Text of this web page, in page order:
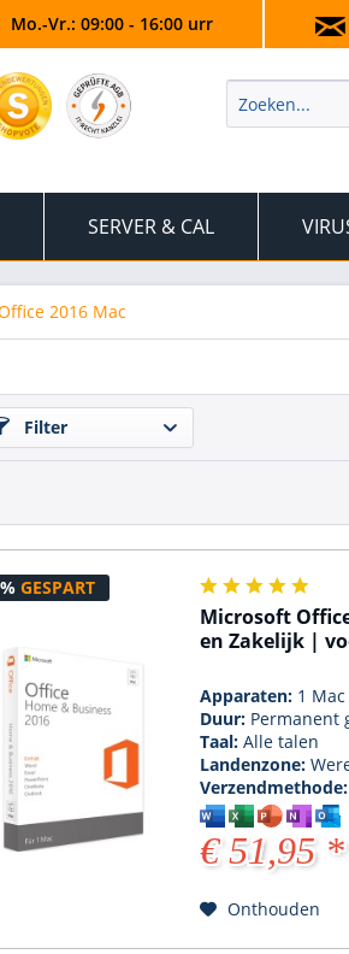
Mo.-Vr.: 09:00 - 16:00 urr
SERVER & CAL
2016 Mac
Filter
GESPART
Microsoft
en Zakelijk |
Apparaten: 1 Mac
Duur: Permanent
Taal:Alle talen
Landenzone:
Verzendmethode:
€ 51,95 *
Onthouden